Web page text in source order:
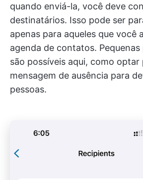
quando enviá-la, você deve
destinatários. Isso pode ser
apenas para aqueles que você
agenda de contatos.
são possíveis aqui, como optar
mensagem de ausência para
pessoas.